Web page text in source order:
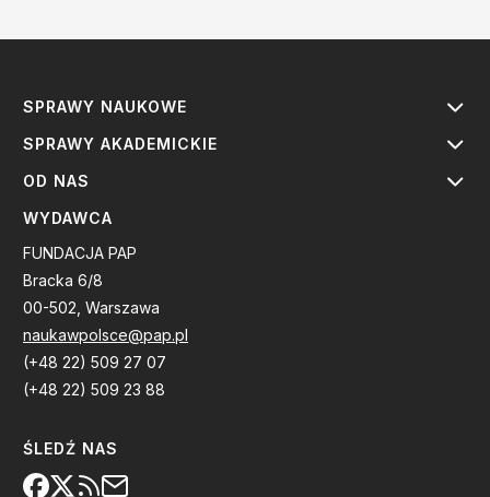
SPRAWY NAUKOWE
SPRAWY AKADEMICKIE
OD NAS
WYDAWCA
FUNDACJA PAP
Bracka 6/8
00-502, Warszawa
naukawpolsce@pap.pl
(+48 22) 509 27 07
(+48 22) 509 23 88
ŚLEDŹ NAS